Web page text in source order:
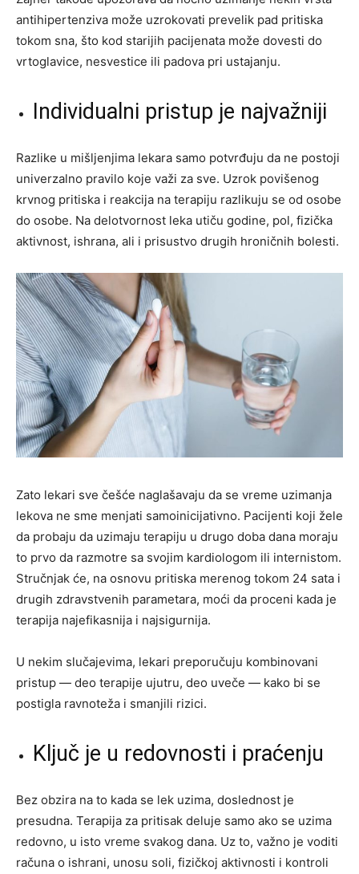
antihipertenziva može uzrokovati prevelik pad pritiska
tokom sna, što kod starijih pacijenata može dovesti do
vrtoglavice, nesvestice ili padova pri ustajanju.
Individualni pristup je najvažniji
Razlike u mišljenjima lekara samo potvrđuju da ne postoji
univerzalno pravilo koje važi za sve. Uzrok povišenog
krvnog pritiska i reakcija na terapiju razlikuju se od osobe
do osobe. Na delotvornost leka utiču godine, pol, fizička
aktivnost, ishrana, ali i prisustvo drugih hroničnih bolesti.
Zato lekari sve češće naglašavaju da se vreme uzimanja
lekova ne sme menjati samoinicijativno. Pacijenti koji žele
da probaju da uzimaju terapiju u drugo doba dana moraju
to prvo da razmotre sa svojim kardiologom ili internistom.
Stručnjak će, na osnovu pritiska merenog tokom 24 sata i
drugih zdravstvenih parametara, moći da proceni kada je
terapija najefikasnija i najsigurnija.
U nekim slučajevima, lekari preporučuju kombinovani
pristup — deo terapije ujutru, deo uveče — kako bi se
postigla ravnoteža i smanjili rizici.
Ključ je u redovnosti i praćenju
Bez obzira na to kada se lek uzima, doslednost je
presudna. Terapija za pritisak deluje samo ako se uzima
redovno, u isto vreme svakog dana. Uz to, važno je voditi
računa o ishrani, unosu soli, fizičkoj aktivnosti i kontroli